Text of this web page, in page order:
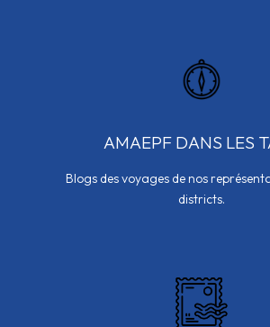
AMAEPF DANS LES
Blogs des voyages de nos
districts.